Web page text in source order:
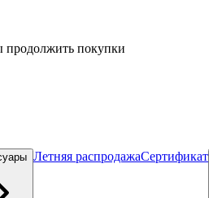
продолжить покупки
Летняя распродажаСертификат